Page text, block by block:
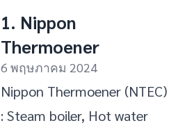
1. Nippon
Thermoener
6 พฤษภาคม 2024
Nippon Thermoener (NTEC)
: Steam boiler, Hot water